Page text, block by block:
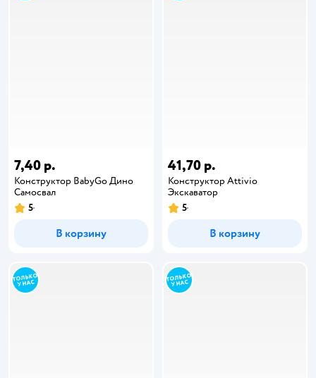
7,40 р.
Конструктор BabyGo Дино
Самосвал
5
В корзину
41,70 р.
Конструктор Attivio
Экскаватор
5
В корзину